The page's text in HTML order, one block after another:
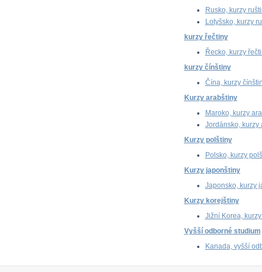
Rusko, kurzy
Lotyšsko, kurzy
kurzy řečtiny
Řecko, kurzy
kurzy čínštiny
Čína, kurzy
Kurzy arabštiny
Maroko, kurzy
Jordánsko, kurzy
Kurzy polštiny
Polsko, kurzy
Kurzy japonštiny
Japonsko, kurzy
Kurzy korejštiny
Jižní Korea,
Vyšší odborné studium
Kanada, vyšší